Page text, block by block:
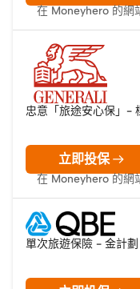
在 Moneyhero 的網
忠意「旅途安心保」-
立即投保
在 Moneyhero 的網
單次旅遊保險 - 金計劃